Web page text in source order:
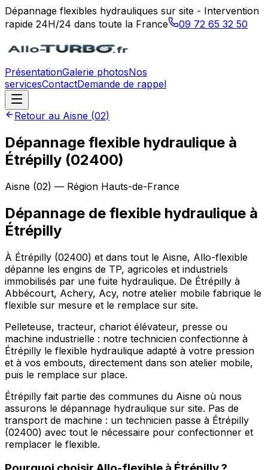
Dépannage flexibles hydrauliques sur site - Intervention
rapide 24H/24 dans toute la France
09 72 65 32 50
PrésentationGalerie photosNos
servicesContactDemande de rappel
Retour au Aisne (02)
Dépannage flexible hydraulique à
Étrépilly (02400)
Aisne (02) — Région Hauts-de-France
Dépannage de flexible hydraulique à
Étrépilly
À Étrépilly (02400) et dans tout le Aisne, Allo-flexible
dépanne les engins de TP, agricoles et industriels
immobilisés par une fuite hydraulique. De Étrépilly à
Abbécourt, Achery, Acy, notre atelier mobile fabrique le
flexible sur mesure et le remplace sur site.
Pelleteuse, tracteur, chariot élévateur, presse ou
machine industrielle : notre technicien confectionne à
Étrépilly le flexible hydraulique adapté à votre pression
et à vos embouts, directement dans son atelier mobile,
puis le remplace sur place.
Étrépilly fait partie des communes du Aisne où nous
assurons le dépannage hydraulique sur site. Pas de
transport de machine : un technicien passe à Étrépilly
(02400) avec tout le nécessaire pour confectionner et
remplacer le flexible.